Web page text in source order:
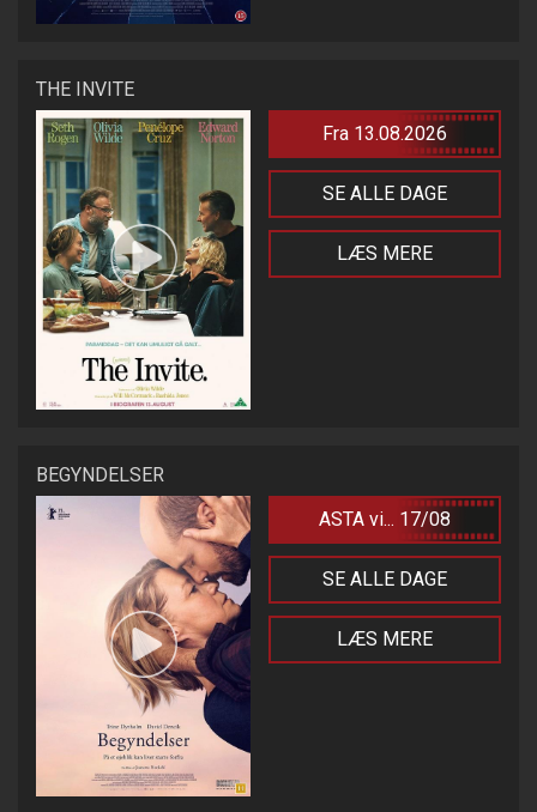
THE INVITE
Fra 13.08.2026
SE ALLE DAGE
LÆS MERE
BEGYNDELSER
ASTA vi... 17/08
SE ALLE DAGE
LÆS MERE